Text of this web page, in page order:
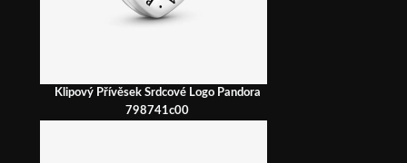
Klipový Přívěsek Srdcové Logo Pandora
798741c00